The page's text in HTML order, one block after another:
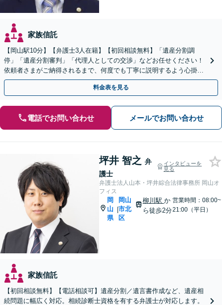
家族信託
【岡山駅10分】【弁護士3人在籍】【初回相談無料】「遺産分割調
停」「遺産分割審判」「代理人としての交渉」などお任せください！
依頼者さまがご納得されるまで、何度でも丁寧に説明するよう心掛け
ています【土日祝／夜間対応可】【当日／電話相談可】
料金表を見る
電話でお問い合わせ メールでお問い合わせ
坪井 智之 弁
護士
インタビューを
見る
弁護士法人山本・坪井綜合法律事務所 岡山オ
フィス
岡
山
県
|
岡山
市北
区
柳川駅 か
ら徒歩2分
営業時間：08:00~
21:00（平日）
家族信託
【初回相談無料】【電話相談可】遺産分割／遺言書作成など、遺産相
続問題に幅広く対応。相続診断士資格を有する弁護士が対応します。